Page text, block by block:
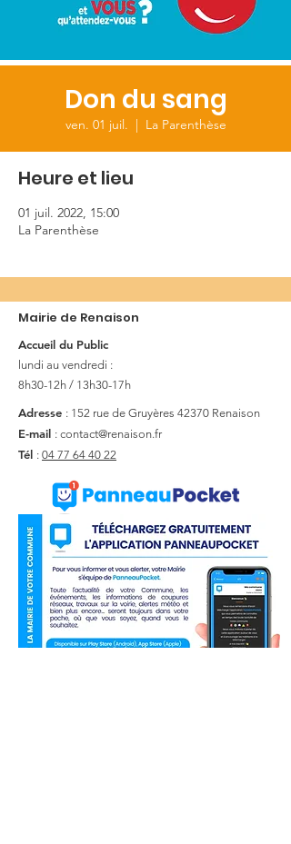
Don du sang
ven. 01 juil.
  |
La Parenthèse
Heure et lieu
01 juil. 2022, 15:00
La Parenthèse
Mairie de Renaison
Accueil du Public
lundi au vendredi :
8h30-12h / 13h30-17h
Adresse : 152 rue de Gruyères 42370 Renaison
E-mail : contact@renaison.fr
Tél : 04 77 64 40 22